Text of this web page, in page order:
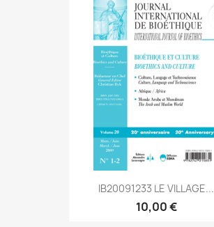
IB20091233 LE VILLAGE...
10,00 €